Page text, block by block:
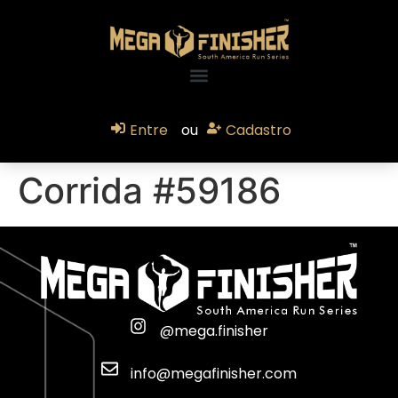
Entre ou Cadastro
Corrida #59186
@mega.finisher
info@megafinisher.com